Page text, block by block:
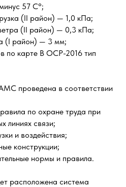
57 С°;
(II район) — 1,0 кПа;
(II район) — 0,3 кПа;
(I район) — 3 мм;
по карте В ОСР-2016 тип
проведена в соответствии
по охране труда при
линиях связи;
и воздействия;
конструкции;
нормы и правила.
расположена система